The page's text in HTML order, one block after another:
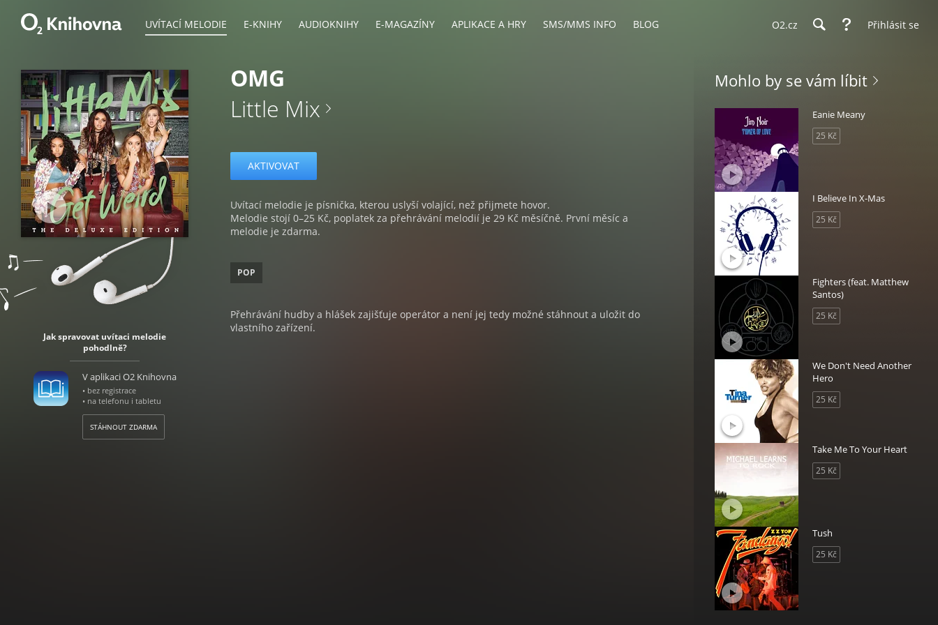
UVÍTACÍ MELODIE E-KNIHY AUDIOKNIHY E-MAGAZÍNY APLIKACE A HRY SMS/MMS INFO BLOG O2.cz Přihlásit se
Jak spravovat uvítaci melodie
pohodlně?
V aplikaci O2 Knihovna
• bez registrace
• na telefonu i tabletu
STÁHNOUT ZDARMA
OMG
Little Mix
AKTIVOVAT
Uvítací melodie je písnička, kterou uslyší volající, než přijmete hovor.
Melodie stojí 0–25 Kč, poplatek za přehrávání melodií je 29 Kč měsíčně. První měsíc a
melodie je zdarma.
POP
Přehrávání hudby a hlášek zajišťuje operátor a není jej tedy možné stáhnout a uložit do
vlastního zařízení.
Mohlo by se vám líbit
Eanie Meany
25 Kč
I Believe In X-Mas
25 Kč
Fighters (feat. Matthew
Santos)
25 Kč
We Don't Need Another
Hero
25 Kč
Take Me To Your Heart
25 Kč
Tush
25 Kč